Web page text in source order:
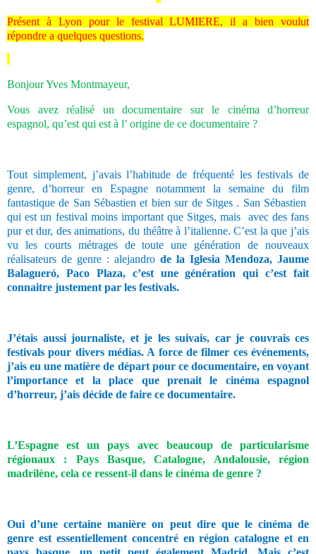
Présent à Lyon pour le festival LUMIERE, il a bien voulut
répondre a quelques questions.
Bonjour Yves Montmayeur,
Vous avez réalisé un documentaire sur le cinéma d’horreur
espagnol, qu’est qui est à l’ origine de ce documentaire ?
Tout simplement, j’avais l’habitude de fréquenté les festivals de
genre, d’horreur en Espagne notamment la semaine du film
fantastique de San Sébastien et bien sur de Sitges . San Sébastien
qui est un festival moins important que Sitges, mais
avec des fans
pur et dur, des animations, du théâtre à l’italienne. C’est la que j’ais
vu les courts métrages de toute une génération de nouveaux
réalisateurs de genre : alejandro de la Iglesia Mendoza, Jaume
Balagueró, Paco Plaza, c’est une génération qui c’est fait
connaitre justement par les festivals.
J’étais aussi journaliste, et je les suivais, car je couvrais ces
festivals pour divers médias. A force de filmer ces événements,
j’ais eu une matière de départ pour ce documentaire, en voyant
l’importance et la place que prenait le cinéma espagnol
d’horreur, j’ais décide de faire ce documentaire.
L’Espagne est un pays avec beaucoup de particularisme
régionaux : Pays Basque, Catalogne, Andalousie, région
madrilène, cela ce ressent-il dans le cinéma de genre ?
Oui d’une certaine manière on peut dire que le cinéma de
genre est essentiellement concentré en région catalogne et en